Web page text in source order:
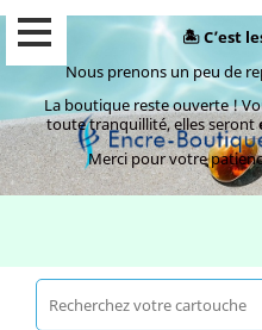
🏝️ C’est
Nous prenons un peu de
La boutique reste ouverte !
toute tranquillité, elles seront
Merci pour votre